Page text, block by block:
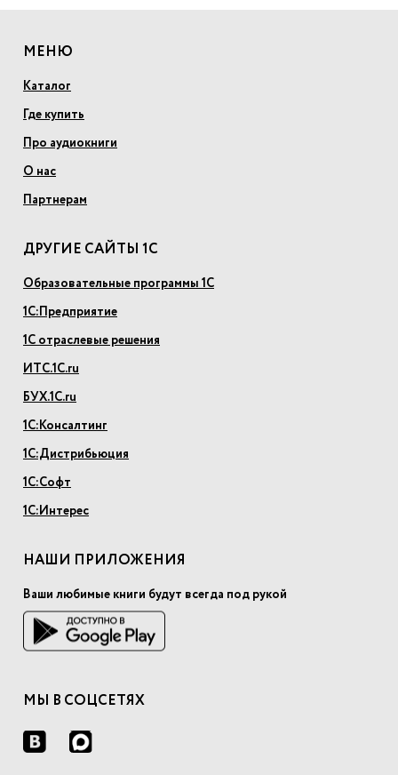
МЕНЮ
Каталог
Где купить
Про аудиокниги
О нас
Партнерам
ДРУГИЕ САЙТЫ 1С
Образовательные программы 1С
1С:Предприятие
1С отраслевые решения
ИТС.1С.ru
БУХ.1С.ru
1С:Консалтинг
1С:Дистрибьюция
1С:Софт
1С:Интерес
НАШИ ПРИЛОЖЕНИЯ
Ваши любимые книги будут всегда под рукой
МЫ В СОЦСЕТЯХ